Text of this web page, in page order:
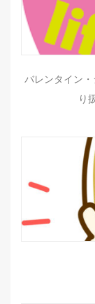
バレンタイン
り